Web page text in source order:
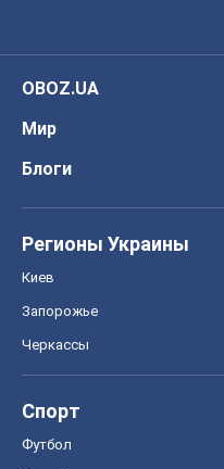
OBOZ.UA
Мир
Блоги
Регионы Украины
Киев
Запорожье
Черкассы
Спорт
Футбол